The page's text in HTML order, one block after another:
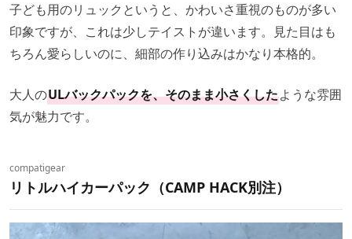
子ども用のリュックというと、かわいさ重視のものが多い
印象ですが、これは少しテイストが違います。見た目はも
ちろん愛らしいのに、細部の作り込みはかなり本格的。
大人のULバックパックを、そのまま小さくしたような雰囲
気が魅力です。
compatigear
リトルハイカーパック（CAMP HACK別注）